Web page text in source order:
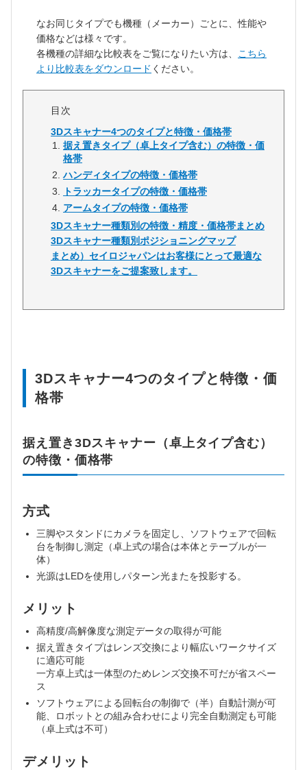
なお同じタイプでも機種（メーカー）ごとに、性能や
価格などは様々です。
各機種の詳細な比較表をご覧になりたい方は、 こちら
より比較表をダウンロード ください。
目次
3Dスキャナー4つのタイプと特徴・価格帯
据え置きタイプ（卓上タイプ含む）の特徴・価
格帯
ハンディタイプの特徴・価格帯
トラッカータイプの特徴・価格帯
アームタイプの特徴・価格帯
3Dスキャナー種類別の特徴・精度・価格帯まとめ
3Dスキャナー種類別ポジショニングマップ
まとめ）セイロジャパンはお客様にとって最適な
3Dスキャナーをご提案致します。
3Dスキャナー4つのタイプと特徴・価
格帯
据え置き3Dスキャナー（卓上タイプ含む）
の特徴・価格帯
方式
三脚やスタンドにカメラを固定し、ソフトウェアで回転
台を制御し測定（卓上式の場合は本体とテーブルが一
体）
光源はLEDを使用しパターン光またを投影する。
メリット
高精度/高解像度な測定データの取得が可能
据え置きタイプはレンズ交換により幅広いワークサイズ
に適応可能
一方卓上式は一体型のためレンズ交換不可だが省スペー
ス
ソフトウェアによる回転台の制御で（半）自動計測が可
能、ロボットとの組み合わせにより完全自動測定も可能
（卓上式は不可）
デメリット